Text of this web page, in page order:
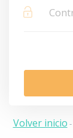
Volver inicio -